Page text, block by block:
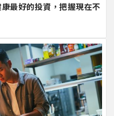
最好的投資，把握現在不